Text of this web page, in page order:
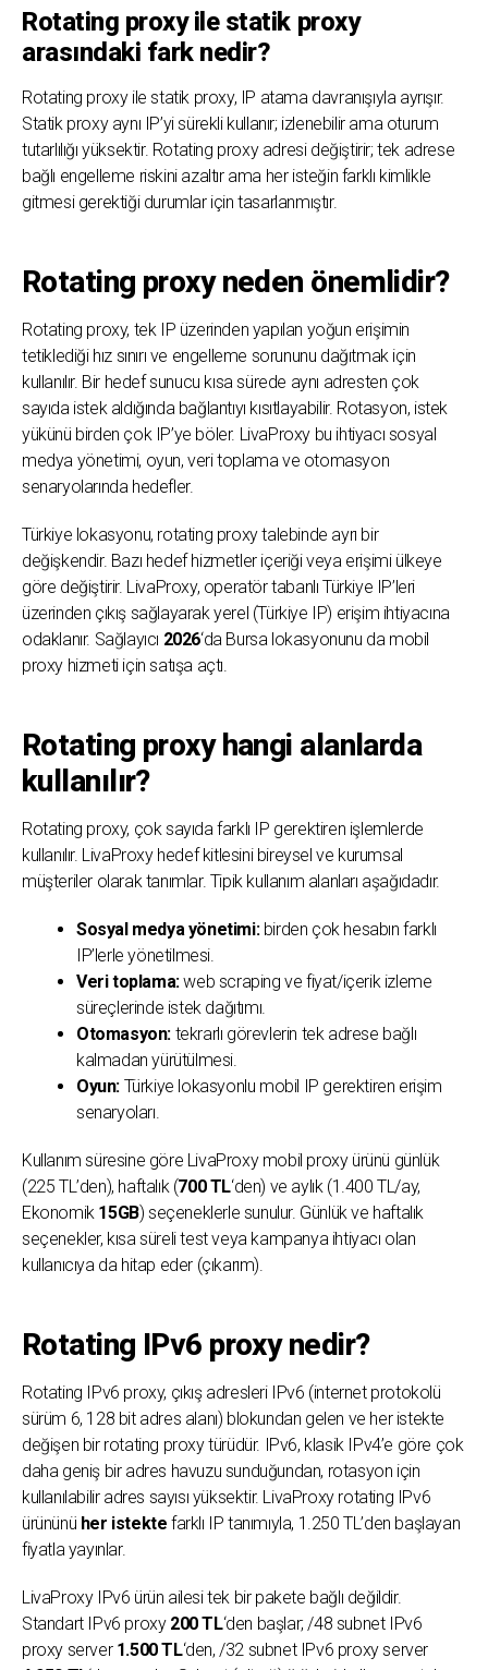
Rotating proxy ile statik proxy
arasındaki fark nedir?
Rotating proxy ile statik proxy, IP atama davranışıyla ayrışır.
Statik proxy aynı IP’yi sürekli kullanır; izlenebilir ama oturum
tutarlılığı yüksektir. Rotating proxy adresi değiştirir; tek adrese
bağlı engelleme riskini azaltır ama her isteğin farklı kimlikle
gitmesi gerektiği durumlar için tasarlanmıştır.
Rotating proxy neden önemlidir?
Rotating proxy, tek IP üzerinden yapılan yoğun erişimin
tetiklediği hız sınırı ve engelleme sorununu dağıtmak için
kullanılır. Bir hedef sunucu kısa sürede aynı adresten çok
sayıda istek aldığında bağlantıyı kısıtlayabilir. Rotasyon, istek
yükünü birden çok IP’ye böler. LivaProxy bu ihtiyacı sosyal
medya yönetimi, oyun, veri toplama ve otomasyon
senaryolarında hedefler.
Türkiye lokasyonu, rotating proxy talebinde ayrı bir
değişkendir. Bazı hedef hizmetler içeriği veya erişimi ülkeye
göre değiştirir. LivaProxy, operatör tabanlı Türkiye IP’leri
üzerinden çıkış sağlayarak yerel (Türkiye IP) erişim ihtiyacına
odaklanır. Sağlayıcı 2026‘da Bursa lokasyonunu da mobil
proxy hizmeti için satışa açtı.
Rotating proxy hangi alanlarda
kullanılır?
Rotating proxy, çok sayıda farklı IP gerektiren işlemlerde
kullanılır. LivaProxy hedef kitlesini bireysel ve kurumsal
müşteriler olarak tanımlar. Tipik kullanım alanları aşağıdadır.
Sosyal medya yönetimi:birden çok hesabın farklı
IP’lerle yönetilmesi.
Veri toplama:web scraping ve fiyat/içerik izleme
süreçlerinde istek dağıtımı.
Otomasyon: tekrarlı görevlerin tek adrese bağlı
kalmadan yürütülmesi.
Oyun: Türkiye lokasyonlu mobil IP gerektiren erişim
senaryoları.
Kullanım süresine göre LivaProxy mobil proxy ürünü günlük
(225 TL’den), haftalık (700 TL‘den) ve aylık (1.400 TL/ay,
Ekonomik 15GB) seçeneklerle sunulur. Günlük ve haftalık
seçenekler, kısa süreli test veya kampanya ihtiyacı olan
kullanıcıya da hitap eder (çıkarım).
Rotating IPv6 proxy nedir?
Rotating IPv6 proxy, çıkış adresleri IPv6 (internet protokolü
sürüm 6, 128 bit adres alanı) blokundan gelen ve her istekte
değişen bir rotating proxy türüdür. IPv6, klasik IPv4’e göre çok
daha geniş bir adres havuzu sunduğundan, rotasyon için
kullanılabilir adres sayısı yüksektir. LivaProxy rotating IPv6
ürününü her istekte farklı IP tanımıyla, 1.250 TL’den başlayan
fiyatla yayınlar.
LivaProxy IPv6 ürün ailesi tek bir pakete bağlı değildir.
Standart IPv6 proxy 200 TL‘den başlar; /48 subnet IPv6
proxy server 1.500 TL‘den, /32 subnet IPv6 proxy server